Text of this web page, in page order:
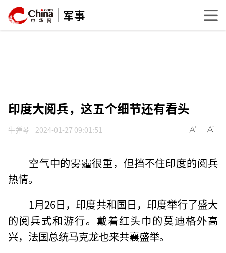
军事
印度大阅兵，这五个细节还有看头
牛弹琴 2024-01-27 09:01:51
空气中的雾霾很重，但挡不住印度的阅兵
热情。
1月26日，印度共和国日，印度举行了盛大
的阅兵式和游行。戴着红头巾的莫迪格外高
兴，法国总统马克龙也来共襄盛举。